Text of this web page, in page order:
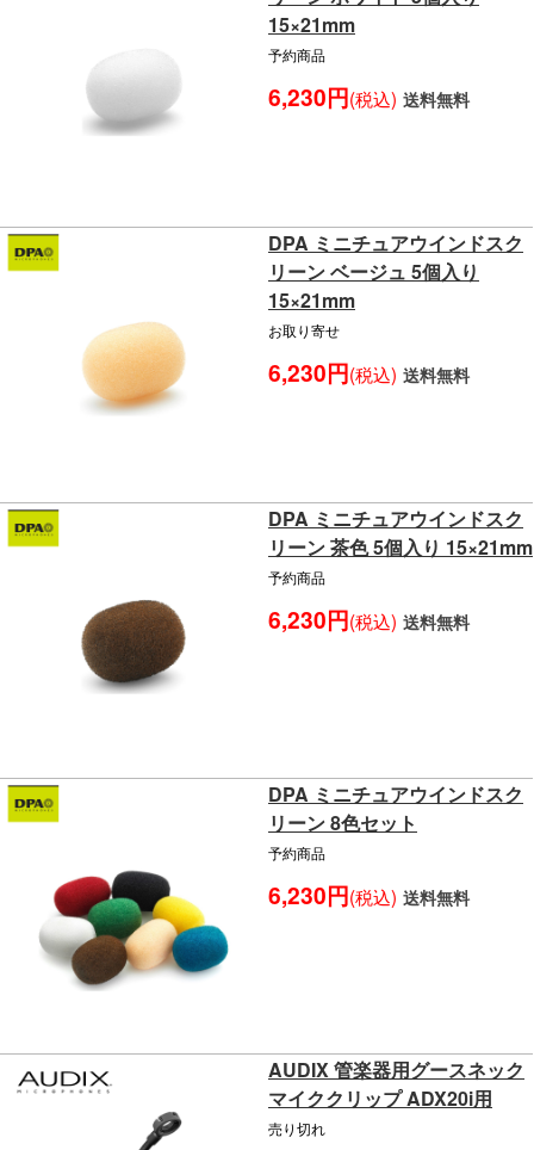
15×21mm
予約商品
6,230円(税込) 送料無料
DPA ミニチュアウインドスク
リーン ベージュ 5個入り
15×21mm
お取り寄せ
6,230円(税込) 送料無料
DPA ミニチュアウインドスク
リーン 茶色 5個入り 15×21mm
予約商品
6,230円(税込) 送料無料
DPA ミニチュアウインドスク
リーン 8色セット
予約商品
6,230円(税込) 送料無料
AUDIX 管楽器用グースネック
マイククリップ ADX20i用
売り切れ